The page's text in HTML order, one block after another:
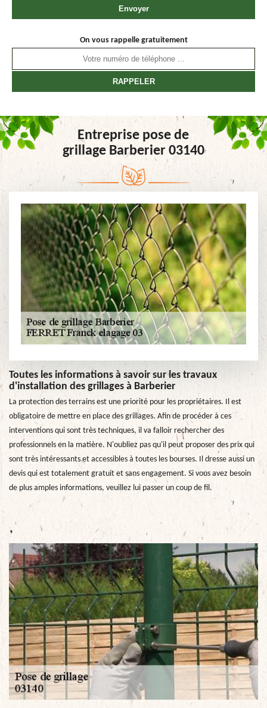
On vous rappelle gratuitement
Entreprise pose de
grillage Barberier 03140
Toutes les informations à savoir sur les travaux
d'installation des grillages à Barberier
La protection des terrains est une priorité pour les propriétaires. Il est
obligatoire de mettre en place des grillages. Afin de procéder à ces
interventions qui sont très techniques, il va falloir rechercher des
professionnels en la matière. N'oubliez pas qu'il peut proposer des prix qui
sont très intéressants et accessibles à toutes les bourses. Il dresse aussi un
devis qui est totalement gratuit et sans engagement. Si vous avez besoin
de plus amples informations, veuillez lui passer un coup de fil.